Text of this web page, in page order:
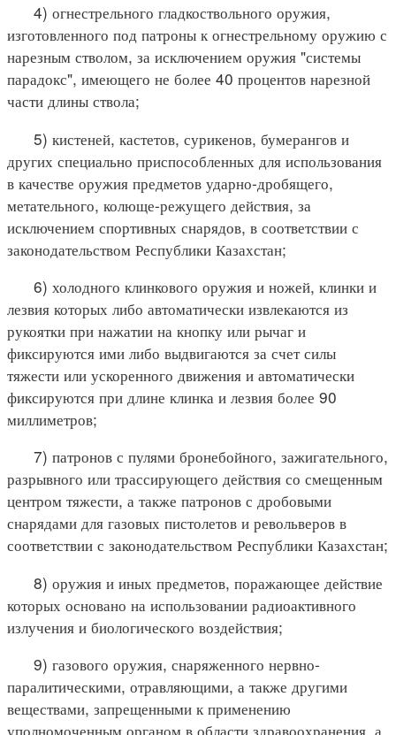
4) огнестрельного гладкоствольного оружия,
изготовленного под патроны к огнестрельному оружию с
нарезным стволом, за исключением оружия "системы
парадокс", имеющего не более 40 процентов нарезной
части длины ствола;
5) кистеней, кастетов, сурикенов, бумерангов и
других специально приспособленных для использования
в качестве оружия предметов ударно-дробящего,
метательного, колюще-режущего действия, за
исключением спортивных снарядов, в соответствии с
законодательством Республики Казахстан;
6) холодного клинкового оружия и ножей, клинки и
лезвия которых либо автоматически извлекаются из
рукоятки при нажатии на кнопку или рычаг и
фиксируются ими либо выдвигаются за счет силы
тяжести или ускоренного движения и автоматически
фиксируются при длине клинка и лезвия более 90
миллиметров;
7) патронов с пулями бронебойного, зажигательного,
разрывного или трассирующего действия со смещенным
центром тяжести, а также патронов с дробовыми
снарядами для газовых пистолетов и револьверов в
соответствии с законодательством Республики Казахстан;
8) оружия и иных предметов, поражающее действие
которых основано на использовании радиоактивного
излучения и биологического воздействия;
9) газового оружия, снаряженного нервно-
паралитическими, отравляющими, а также другими
веществами, запрещенными к применению
уполномоченным органом в области здравоохранения, а